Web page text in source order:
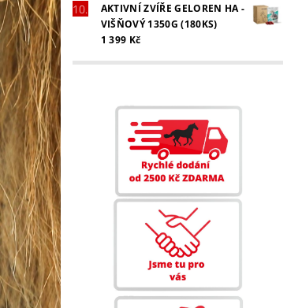
AKTIVNÍ ZVÍŘE GELOREN HA -
VIŠŇOVÝ 1350G (180KS)
1 399 Kč